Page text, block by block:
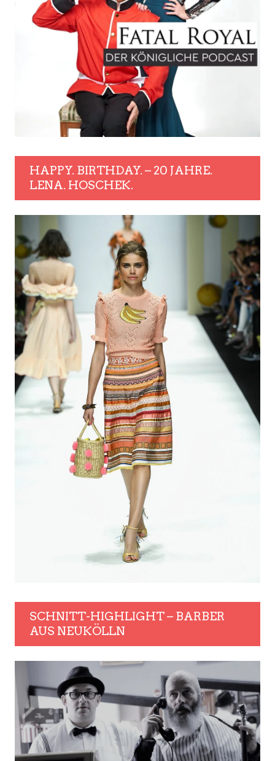
HAPPY. BIRTHDAY. – 20 JAHRE.
LENA. HOSCHEK.
SCHNITT-HIGHLIGHT – BARBER
AUS NEUKÖLLN